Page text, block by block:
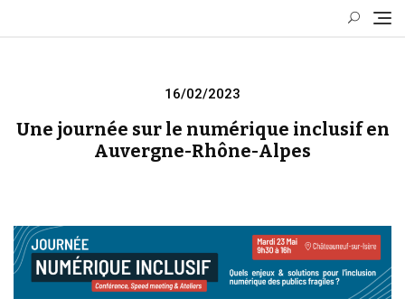
Posted
16/02/2023
Une journée sur le numérique inclusif en
Auvergne-Rhône-Alpes